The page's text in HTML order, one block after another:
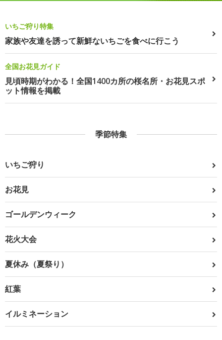
いちご狩り特集
家族や友達を誘って新鮮ないちごを食べに行こう
全国お花見ガイド
見頃時期がわかる！全国1400カ所の桜名所・お花見スポ
ット情報を掲載
季節特集
いちご狩り
お花見
ゴールデンウィーク
花火大会
夏休み（夏祭り）
紅葉
イルミネーション